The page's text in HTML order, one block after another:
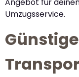
Umzugsservice.
Günstige